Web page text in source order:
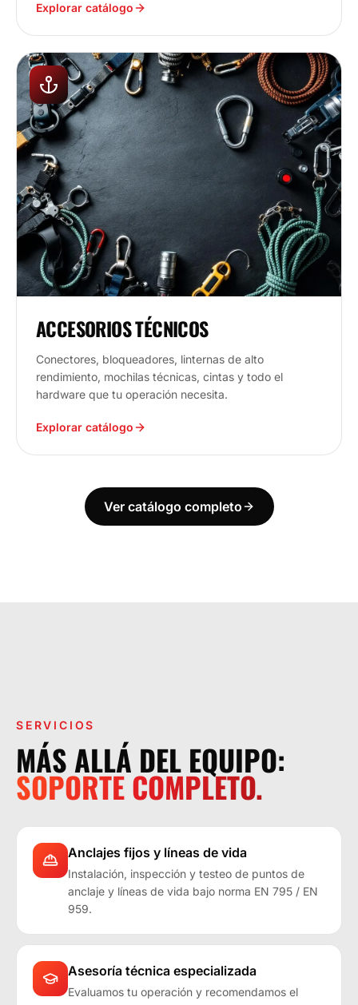
Explorar catálogo
ACCESORIOS TÉCNICOS
Conectores, bloqueadores, linternas de alto
rendimiento, mochilas técnicas, cintas y todo el
hardware que tu operación necesita.
Explorar catálogo
Ver catálogo completo
SERVICIOS
MÁS ALLÁ DEL EQUIPO:
SOPORTE COMPLETO.
Anclajes fijos y líneas de vida
Instalación, inspección y testeo de puntos de
anclaje y líneas de vida bajo norma EN 795 / EN
959.
Asesoría técnica especializada
Evaluamos tu operación y recomendamos el